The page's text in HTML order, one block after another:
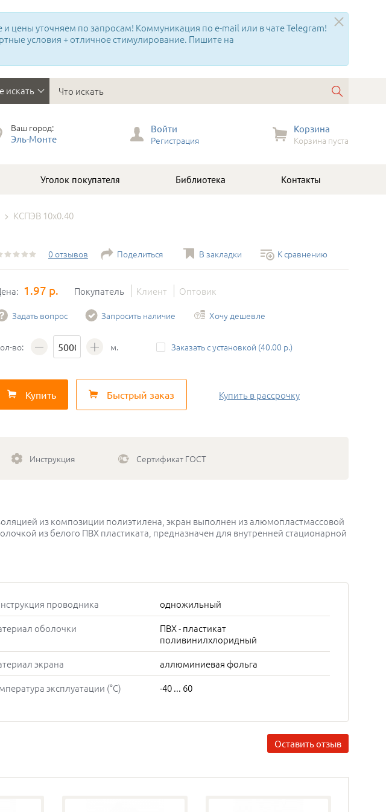
цены уточняем по запросам! Коммуникация по e-mail или в чате Telegram!
условия + отличное стимулирование. Пишите на
искать
Ваш город:
Эль-Монте
Войти
Регистрация
Корзина
Корзина пуста
Уголок покупателя Библиотека Контакты
КСПЭВ 10х0.40
0 отзывов Поделиться В закладки К сравнению
1.97 р. Покупатель Клиент Оптовик
Задать вопрос Запросить наличие Хочу дешевле
во: м. Заказать с установкой (40.00 р.)
Купить Быстрый заказ Купитьв рассрочку
Инструкция Сертификат ГОСТ
из композиции полиэтилена, экран выполнен из алюмопластмассовой
из белого ПВХ пластиката, предназначен для внутренней стационарной
проводника
одножильный
оболочки
ПВХ - пластикат
поливинилхлоридный
экрана
аллюминиевая фольга
эксплуатации (°C)
-40 ... 60
Оставить отзыв